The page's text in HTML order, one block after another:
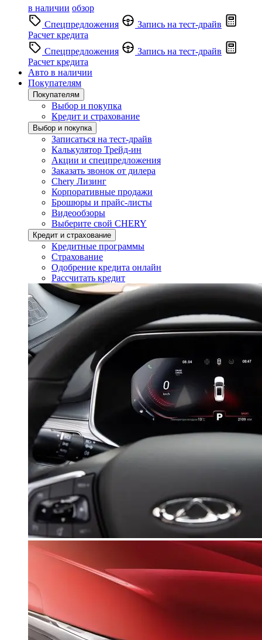
в наличии обзор
Спецпредложения
Запись на тест-драйв
Расчет кредита
Спецпредложения
Запись на тест-драйв
Расчет кредита
Авто в наличии
Покупателям
Покупателям
Выбор и покупка
Кредит и страхование
Выбор и покупка
Записаться на тест-драйв
Калькулятор Трейд-ин
Акции и спецпредложения
Заказать звонок от дилера
Chery Лизинг
Корпоративные продажи
Брошюры и прайс-листы
Видеообзоры
Выберите свой CHERY
Кредит и страхование
Кредитные программы
Страхование
Одобрение кредита онлайн
Рассчитать кредит